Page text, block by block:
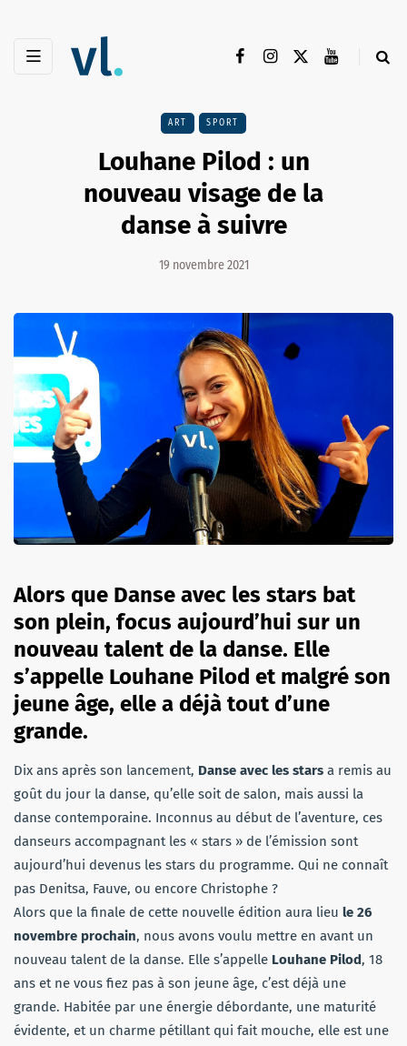
ART SPORT
Louhane Pilod : un
nouveau visage de la
danse à suivre
19 novembre 2021
Alors que Danse avec les stars bat
son plein, focus aujourd’hui sur un
nouveau talent de la danse. Elle
s’appelle Louhane Pilod et malgré son
jeune âge, elle a déjà tout d’une
grande.
Dix ans après son lancement, Danse avec les stars a remis au
goût du jour la danse, qu’elle soit de salon, mais aussi la
danse contemporaine. Inconnus au début de l’aventure, ces
danseurs accompagnant les « stars » de l’émission sont
aujourd’hui devenus les stars du programme. Qui ne connaît
pas Denitsa, Fauve, ou encore Christophe ?
Alors que la finale de cette nouvelle édition aura lieu le 26
novembre prochain, nous avons voulu mettre en avant un
nouveau talent de la danse. Elle s’appelle Louhane Pilod, 18
ans et ne vous fiez pas à son jeune âge, c’est déjà une
grande. Habitée par une énergie débordante, une maturité
évidente, et un charme pétillant qui fait mouche, elle est une